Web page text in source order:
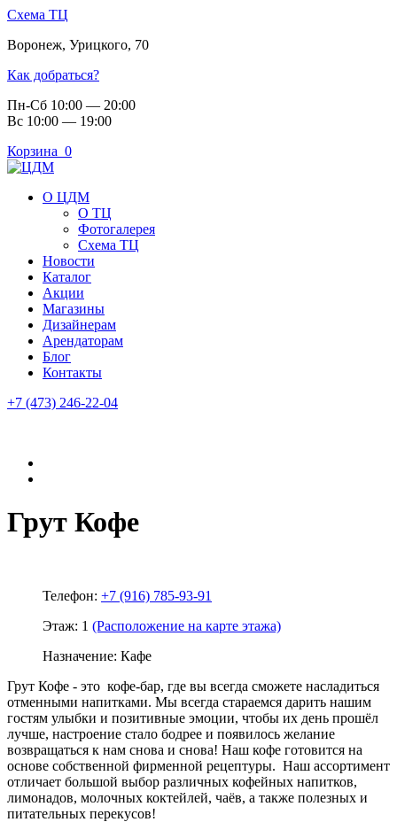
Схема ТЦ
Воронеж, Урицкого, 70
Как добраться?
Пн-Сб 10:00 — 20:00
Вс 10:00 — 19:00
Корзина 0
О ЦДМ
О ТЦ
Фотогалерея
Схема ТЦ
Новости
Каталог
Акции
Магазины
Дизайнерам
Арендаторам
Блог
Контакты
+7 (473) 246-22-04
Грут Кофе
Телефон: +7 (916) 785-93-91
Этаж: 1 (Расположение на карте этажа)
Назначение: Кафе
Грут Кофе - это кофе-бар, где вы всегда сможете насладиться
отменными напитками. Мы всегда стараемся дарить нашим
гостям улыбки и позитивные эмоции, чтобы их день прошёл
лучше, настроение стало бодрее и появилось желание
возвращаться к нам снова и снова! Наш кофе готовится на
основе собственной фирменной рецептуры. Наш ассортимент
отличает большой выбор различных кофейных напитков,
лимонадов, молочных коктейлей, чаёв, а также полезных и
питательных перекусов!